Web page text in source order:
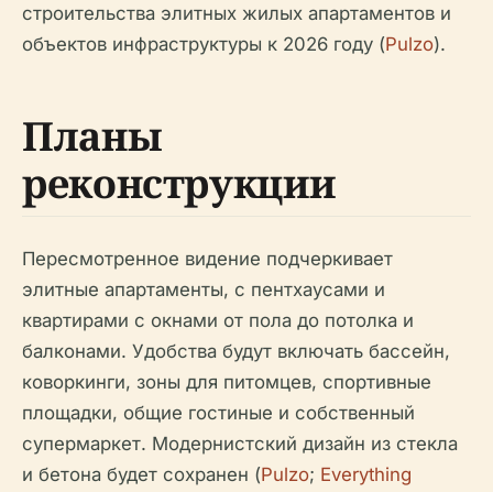
строительства элитных жилых апартаментов и
объектов инфраструктуры к 2026 году (Pulzo).
Планы
реконструкции
Пересмотренное видение подчеркивает
элитные апартаменты, с пентхаусами и
квартирами с окнами от пола до потолка и
балконами. Удобства будут включать бассейн,
коворкинги, зоны для питомцев, спортивные
площадки, общие гостиные и собственный
супермаркет. Модернистский дизайн из стекла
и бетона будет сохранен (Pulzo; Everything